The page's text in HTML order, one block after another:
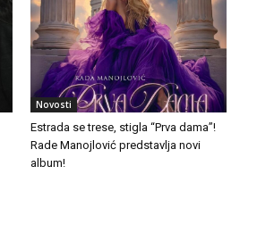
Novosti
Estrada se trese, stigla “Prva dama”!
Rade Manojlović predstavlja novi
album!